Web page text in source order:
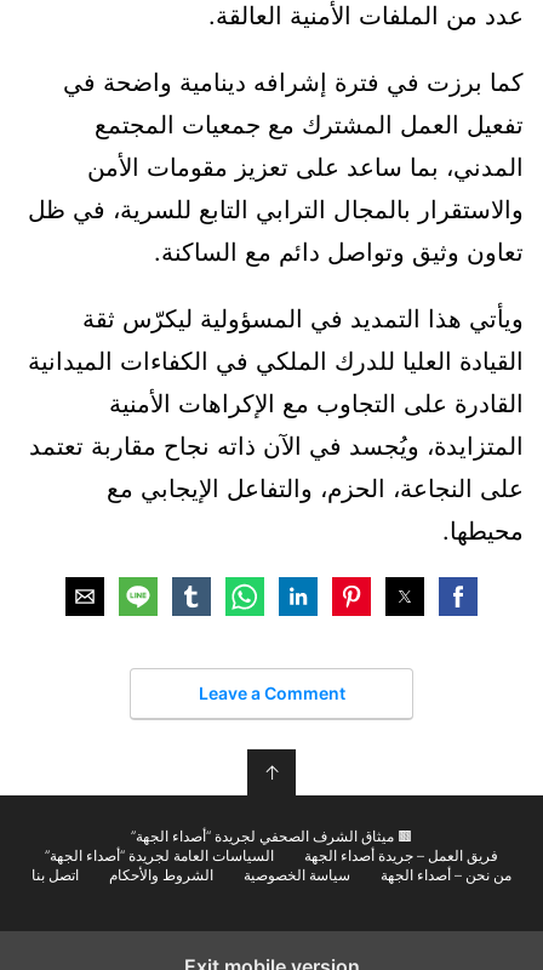
عدد من الملفات الأمنية العالقة.
كما برزت في فترة إشرافه دينامية واضحة في
تفعيل العمل المشترك مع جمعيات المجتمع
المدني، بما ساعد على تعزيز مقومات الأمن
والاستقرار بالمجال الترابي التابع للسرية، في ظل
تعاون وثيق وتواصل دائم مع الساكنة.
ويأتي هذا التمديد في المسؤولية ليكرّس ثقة
القيادة العليا للدرك الملكي في الكفاءات الميدانية
القادرة على التجاوب مع الإكراهات الأمنية
المتزايدة، ويُجسد في الآن ذاته نجاح مقاربة تعتمد
على النجاعة، الحزم، والتفاعل الإيجابي مع
محيطها.
Leave a Comment
↑
🟫 ميثاق الشرف الصحفي لجريدة “أصداء الجهة”
فريق العمل – جريدة أصداء الجهة
السياسات العامة لجريدة “أصداء الجهة”
من نحن – أصداء الجهة
سياسة الخصوصية الشروط والأحكام اتصل بنا